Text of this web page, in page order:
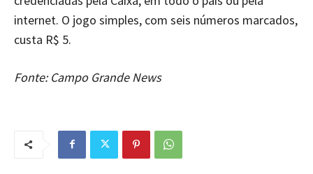
internet. O jogo simples, com seis números marcados,
custa R$ 5.
Fonte: Campo Grande News